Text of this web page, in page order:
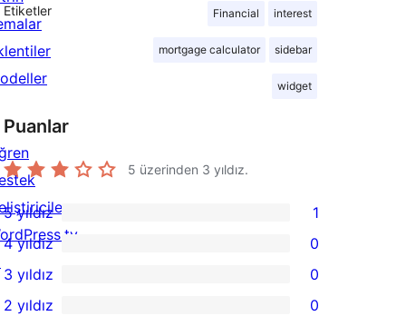
Etiketler Financial interest
mortgage calculator sidebar
widget
Puanlar
5 üzerinden 3 yıldız.
1
5
yıldızlı
inceleme
5 yıldız 1
4
yıldızlı
4 yıldız 0
0
3
3 yıldız 0
2 yıldız 0